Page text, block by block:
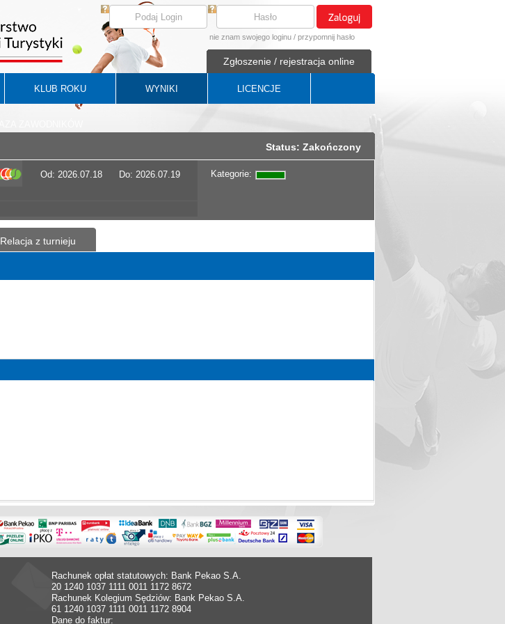
nie znam swojego loginu / przypomnij hasło
Zgłoszenie / rejestracja online
KLUB ROKU WYNIKI LICENCJE
Status: Zakończony
Od: 2026.07.18 Do: 2026.07.19 Kategorie:
Relacja z turnieju
Rachunek opłat statutowych: Bank Pekao S.A.
20 1240 1037 1111 0011 1172 8672
Rachunek Kolegium Sędziów: Bank Pekao S.A.
61 1240 1037 1111 0011 1172 8904
Dane do faktur: